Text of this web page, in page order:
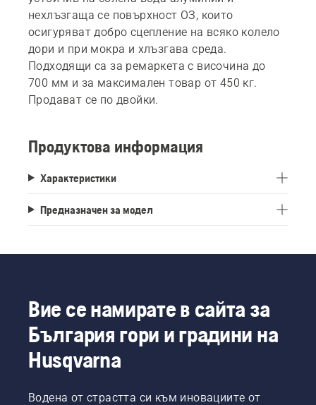
нехлъзгаща се повърхност ОЗ, които
осигуряват добро сцепление на всяко колело
дори и при мокра и хлъзгава среда.
Подходящи са за ремаркета с височина до
700 мм и за максимален товар от 450 кг.
Продават се по двойки.
Продуктова информация
Характеристики
Предназначен за модел
Вие се намирате в сайта за
България гори и градини на
Husqvarna
Водена от страстта си към иновациите от